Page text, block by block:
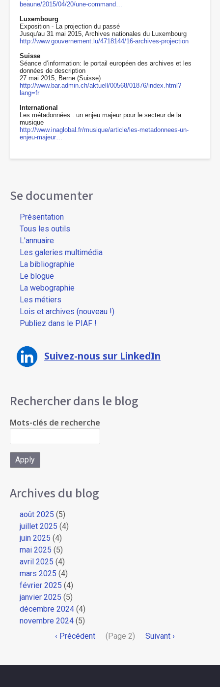
beaune/2015/04/20/une-command…
Luxembourg
Exposition - La projection du passé
Jusqu'au 31 mai 2015, Archives nationales du Luxembourg
http://www.gouvernement.lu/4718144/16-archives-projection
Suisse
Séance d’information: le portail européen des archives et les
données de description
27 mai 2015, Berne (Suisse)
http://www.bar.admin.ch/aktuell/00568/01876/index.html?
lang=fr
International
Les métadonnées : un enjeu majeur pour le secteur de la
musique
http://www.inaglobal.fr/musique/article/les-metadonnees-un-
enjeu-majeur…
Se documenter
Présentation
Tous les outils
L'annuaire
Les galeries multimédia
La bibliographie
Le blogue
La webographie
Les métiers
Lois et archives (nouveau !)
Publiez dans le PIAF !
Suivez-nous sur LinkedIn
Rechercher dans le blog
Mots-clés de recherche
Archives du blog
août 2025 (5)
juillet 2025 (4)
juin 2025 (4)
mai 2025 (5)
avril 2025 (4)
mars 2025 (4)
février 2025 (4)
janvier 2025 (5)
décembre 2024 (4)
novembre 2024 (5)
PaginationPage
‹ Précédent (Page 2)
Page
Suivant ›